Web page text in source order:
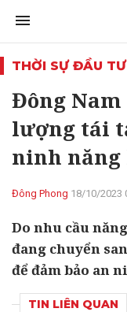
THỜI SỰ ĐẦU TƯ
Đông
lượng tái
ninh
Đông Phong 18/10/2023
Do nhu cầu
đang chuyển
để đảm bảo an
TIN LIÊN QUAN